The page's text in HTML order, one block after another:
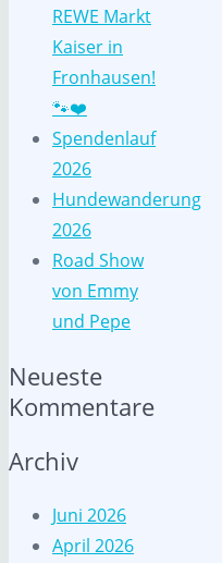
REWE Markt
Kaiser in
Fronhausen!
🐾❤️
Spendenlauf
2026
Hundewanderung
2026
Road Show
von Emmy
und Pepe
Neueste
Kommentare
Archiv
Juni 2026
April 2026